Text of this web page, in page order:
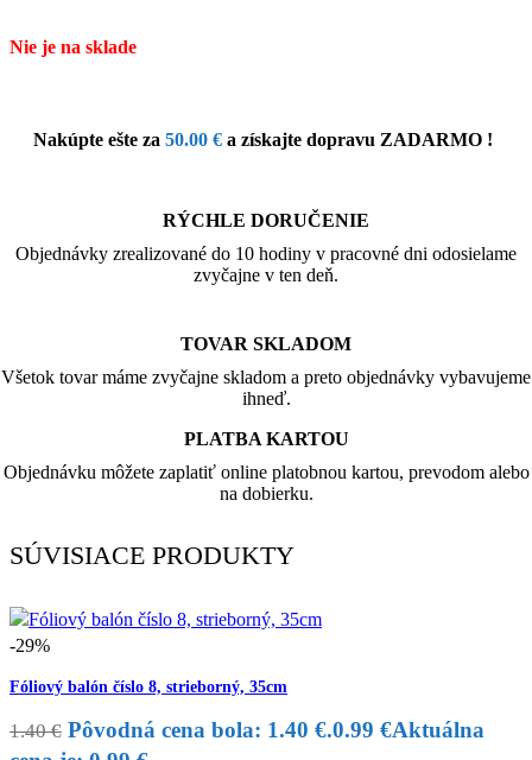
Nie je na sklade
Nakúpte ešte za 50.00 € a získajte dopravu ZADARMO !
RÝCHLE DORUČENIE
Objednávky zrealizované do 10 hodiny v pracovné dni odosielame
zvyčajne v ten deň.
TOVAR SKLADOM
Všetok tovar máme zvyčajne skladom a preto objednávky vybavujeme
ihneď.
PLATBA KARTOU
Objednávku môžete zaplatiť online platobnou kartou, prevodom alebo
na dobierku.
SÚVISIACE PRODUKTY
-29%
Fóliový balón číslo 8, strieborný, 35cm
1.40€ Pôvodná cena bola: 1.40 €.0.99 €Aktuálna